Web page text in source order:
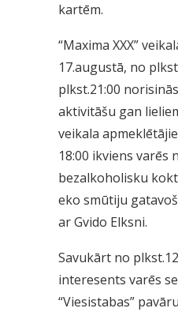
kartēm.
“Maxima XXX”
17.augustā, no
plkst.21:00
aktivitāšu gan
veikala
18:00 ikviens varēs
bezalkoholisku
eko smūtiju
ar Gvido Elksni.
Savukārt no
interesents varēs
“Viesistabas”